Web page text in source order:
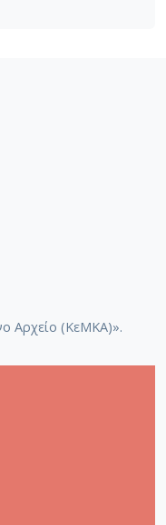
Αρχείο (ΚεΜΚΑ)».